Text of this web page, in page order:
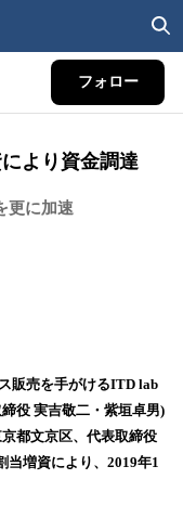
フォロー
より資金調達
更に加速
販売を手がけるITD lab
役 実吉敬二・紫垣卓男)
都文京区、代表取締役
当増資により、2019年1